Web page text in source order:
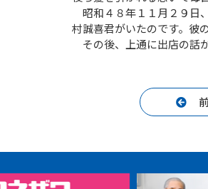
昭和４８年１１月２９日
村誠喜君がいたのです。彼
その後、上通に出店の話